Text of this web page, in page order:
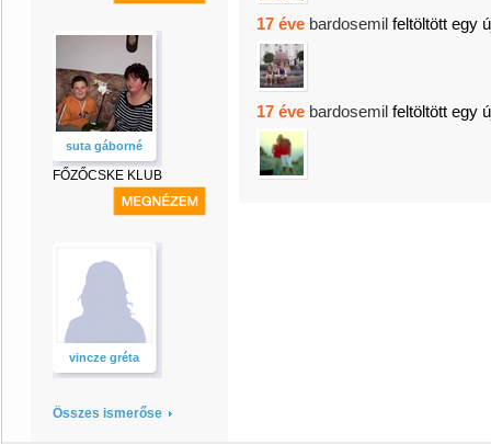
suta gáborné
FŐZŐCSKE KLUB
vincze gréta
Összes ismerőse
17 éve bardosemil feltöltött egy
17 éve bardosemil feltöltött egy